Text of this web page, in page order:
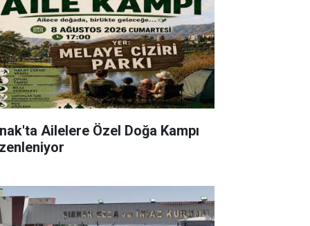
Ailelere Özel Doğa Kampı